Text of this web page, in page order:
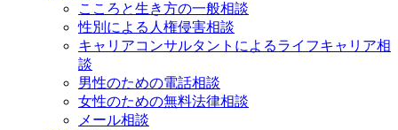
こころと生き方の一般相談
性別による人権侵害相談
キャリアコンサルタントによるライフキャリア相
談
男性のための電話相談
女性のための無料法律相談
メール相談